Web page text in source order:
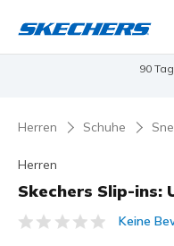
90
Herren Schuhe
Herren
Skechers Slip-ins:
4,1 von 5 Keine